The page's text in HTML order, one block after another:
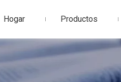
Hogar Productos